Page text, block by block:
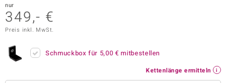
nur
349,- €
Preis inkl. MwSt.
Schmuckbox für 5,00 € mitbestellen
Kettenlänge ermitteln